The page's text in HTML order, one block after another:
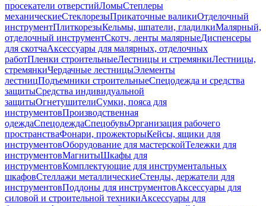
просекатели отверстийЛомыСтеплеры
механическиеСтеклорезыПрикаточные валикиОтделочный
инструментПлиткорезыКельмы, шпатели, гладилкиМалярный,
отделочный инструментСкотч, ленты малярныеДиспенсеры
для скотчаАксессуары для малярных, отделочных
работПленки строительныеЛестницы и стремянкиЛестницы,
стремянкиЧердачные лестницыЭлементы
лестницПодъемники строительныеСпецодежда и средства
защитыСредства индивидуальной
защитыОгнетушителиСумки, пояса для
инструментовПроизводственная
одеждаСпецодеждаСпецобувьОрганизация рабочего
пространстваФонари, прожекторыКейсы, ящики для
инструментовОборудование для мастерскойТележки для
инструментовМагнитыШкафы для
инструментовКомплектующие для инструментальных
шкафовСтеллажи металлическиеСтенды, держатели для
инструментовПоддоны для инструментовАксессуары для
силовой и строительной техникиАксессуары для